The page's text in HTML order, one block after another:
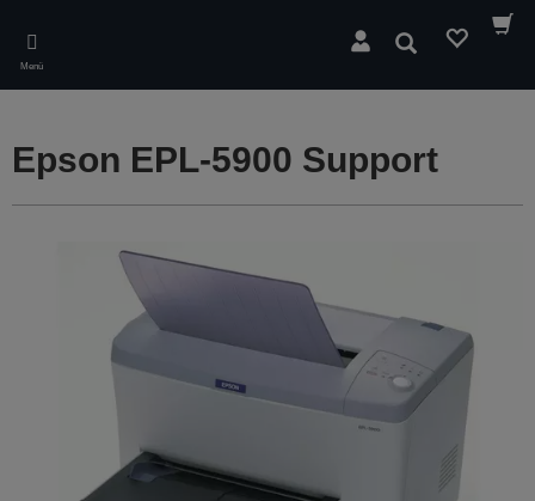
main
content
Menü
Suchen
Epson EPL-5900 Support